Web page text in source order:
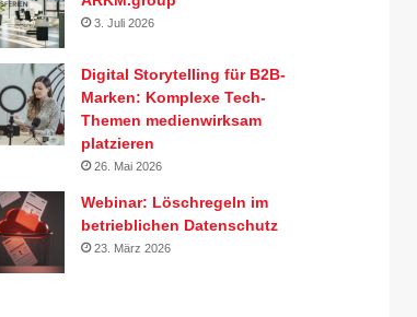
3. Juli 2026
Digital Storytelling für B2B-
Marken: Komplexe Tech-
Themen medienwirksam
platzieren
26. Mai 2026
Webinar: Löschregeln im
betrieblichen Datenschutz
23. März 2026